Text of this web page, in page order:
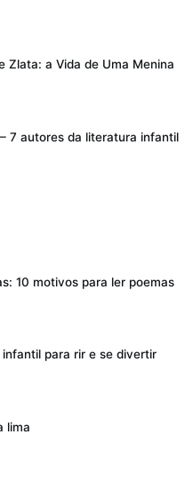
Zlata: a Vida de Uma Menina
7 autores da literatura infantil
10 motivos para ler poemas
para rir e se divertir
lima